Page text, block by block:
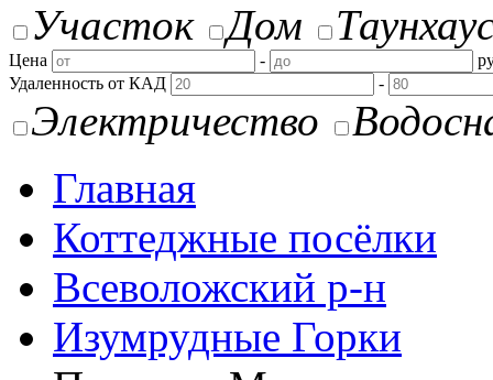
Участок
Дом
Цена -
Удаленность от КАД
-
Электричество
Главная
Коттеджные посёлки
Всеволожский р-н
Изумрудные Горки